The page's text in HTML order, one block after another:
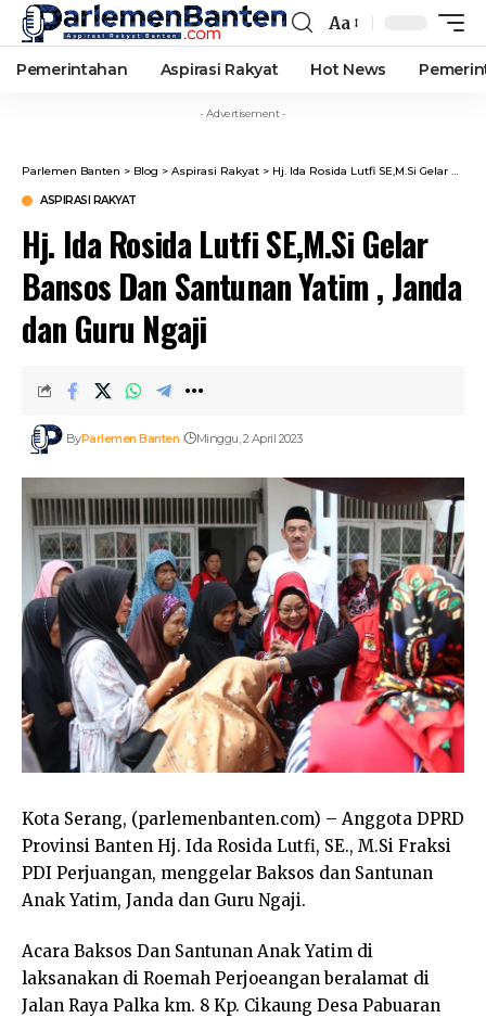
Font
Resizer
Aa
Pemerintahan Aspirasi Rakyat Hot News
- Advertisement -
Parlemen Banten > Blog > Aspirasi Rakyat > Hj. Ida Rosida Lutfi SE,M.Si Gelar Bansos Dan Santunan Yatim , Janda dan Guru Ngaji
ASPIRASI RAKYAT
Hj. Ida Rosida Lutfi SE,M.Si Gelar
Bansos Dan Santunan Yatim , Janda
dan Guru Ngaji
ByParlemen Banten Minggu, 2 April 2023
Kota Serang, (parlemenbanten.com) – Anggota DPRD
Provinsi Banten Hj. Ida Rosida Lutfi, SE., M.Si Fraksi
PDI Perjuangan, menggelar Baksos dan Santunan
Anak Yatim, Janda dan Guru Ngaji.
Acara Baksos Dan Santunan Anak Yatim di
laksanakan di Roemah Perjoeangan beralamat di
Jalan Raya Palka km. 8 Kp. Cikaung Desa Pabuaran